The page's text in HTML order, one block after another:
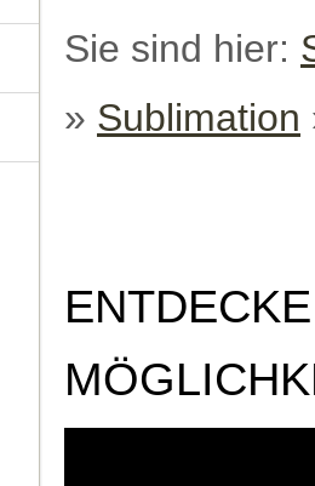
Sie sind hier:
» Sublimation